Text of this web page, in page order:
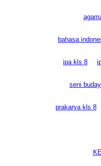
bahasa
ipa kls 8
seni
prakarya kls 8